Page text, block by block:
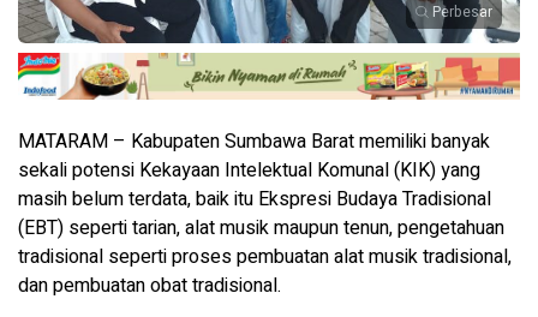
Perbesar
MATARAM – Kabupaten Sumbawa Barat memiliki banyak
sekali potensi Kekayaan Intelektual Komunal (KIK) yang
masih belum terdata, baik itu Ekspresi Budaya Tradisional
(EBT) seperti tarian, alat musik maupun tenun, pengetahuan
tradisional seperti proses pembuatan alat musik tradisional,
dan pembuatan obat tradisional.